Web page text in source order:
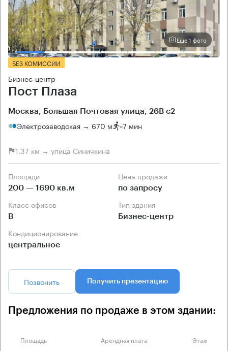
Еще 1 фото
БЕЗ КОМИССИИ
Бизнес-центр
Пост Плаза
Москва, Большая Почтовая улица, 26В с2
Электрозаводская → 670 м ~7 мин
1.37 км → улица Синичкина
Площади
200 — 1690 кв.м
Цена продажи
по запросу
Класс офисов
B
Тип здания
Бизнес-центр
Кондиционирование
центральное
Позвонить Получить презентацию
Предложения по продаже в этом здании:
Площадь Арендная плата Этаж